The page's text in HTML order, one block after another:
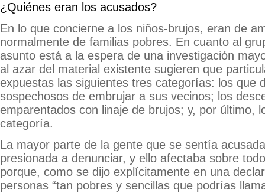
¿Quiénes eran los acusados?
En lo que concierne a los niños-brujos, eran de
normalmente de familias pobres. En cuanto al
asunto está a la espera de una investigación
al azar del material existente sugieren que
expuestas las siguientes tres categorías: los que
sospechosos de embrujar a sus vecinos; los
emparentados con linaje de brujos; y, por último,
categoría.
La mayor parte de la gente que se sentía
presionada a denunciar, y ello afectaba sobre
porque, como se dijo explícitamente en una
personas “tan pobres y sencillas que podrías